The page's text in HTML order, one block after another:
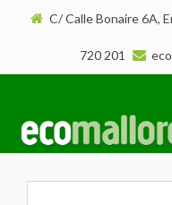
C/ Calle Bonaire 6A,
720 201